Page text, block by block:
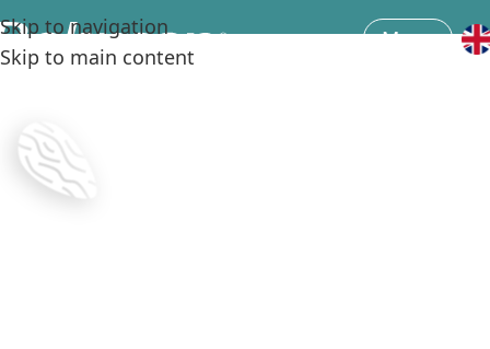
Skip to navigation
Skip to main content
Menu